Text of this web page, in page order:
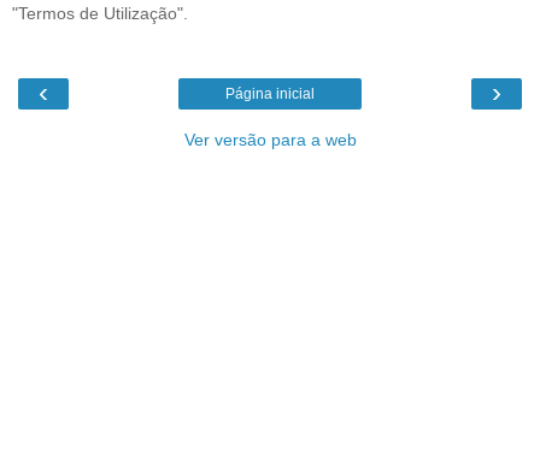
"Termos de Utilização".
‹ ›
Página inicial
Ver versão para a web